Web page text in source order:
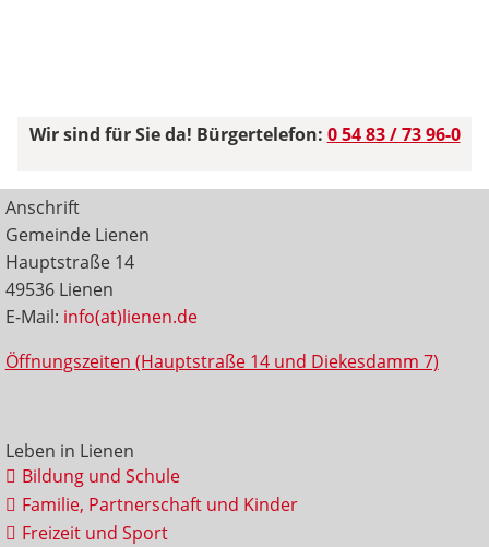
Wir sind für Sie da! Bürgertelefon: 0 54 83 / 73 96-0
Anschrift
Gemeinde Lienen
Hauptstraße 14
49536 Lienen
E-Mail: info(at)lienen.de
Öffnungszeiten (Hauptstraße 14 und Diekesdamm 7)
Leben in Lienen
Bildung und Schule
Familie, Partnerschaft und Kinder
Freizeit und Sport